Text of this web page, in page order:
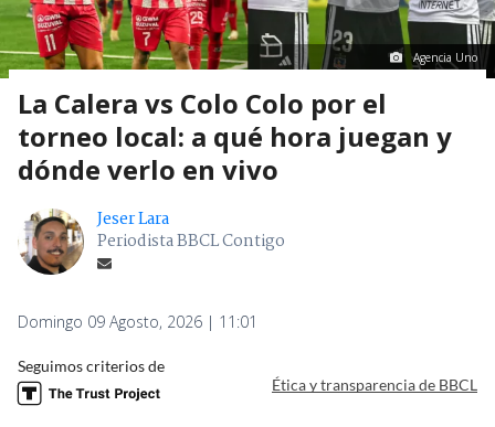
Agencia Uno
La Calera vs Colo Colo por el
torneo local: a qué hora juegan y
dónde verlo en vivo
Jeser Lara
Periodista BBCL Contigo
Domingo 09 Agosto, 2026 | 11:01
Seguimos criterios de
Ética y transparencia de BBCL